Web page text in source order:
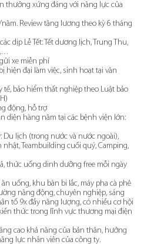
thưởng xứng đáng với năng lực của
Review tăng lương theo kỳ 6 tháng
dịp Lễ Tết: Tết dương lịch, Trung Thu,
xe miễn phí
hiện đại làm việc, sinh hoạt tại văn
tế, bảo hiểm thất nghiệp theo Luật bảo
động, hỗ trợ
diện hàng năm tại các bệnh viện lớn:
Du lịch (trong nước và nước ngoài),
Teambuilding cuối quý, Camping,
thức uống dinh dưỡng free mỗi ngày
uống, khu bàn bi lắc, máy pha cà phê
năng động, chuyên nghiệp, sáng
tố 9x đầy năng lượng, có nhiều cơ hội
thức trong lĩnh vực thương mại điện
cao khả năng của bản thân, hưởng
lực nhân viên của công ty.